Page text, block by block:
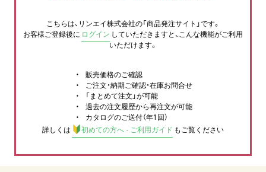
こちらは、リンエイ株式会社の「商品発注サイト」です。
お客様ご登録後に ログイン していただきますと、こんな機能がご利用
いただけます。
販売価格のご確認
ご注文・納期ご確認・在庫お問合せ
「まとめて注文」が可能
過去の注文履歴から再注文が可能
カタログのご送付（年1回）
詳しくは
初めての方へ - ご利用ガイド もご覧ください